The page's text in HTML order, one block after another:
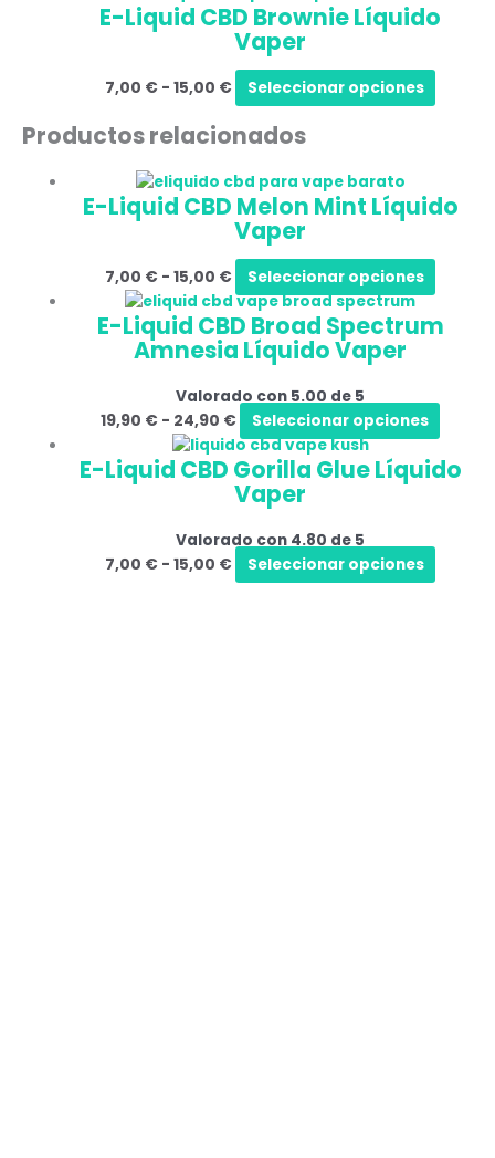
E-Liquid CBD Brownie Líquido
Vaper
7,00 € - 15,00 € Seleccionar opciones
Productos relacionados
E-Liquid CBD Melon Mint Líquido
Vaper
7,00 € - 15,00 € Seleccionar opciones
E-Liquid CBD Broad Spectrum
Amnesia Líquido Vaper
Valorado con 5.00 de 5
19,90 € - 24,90 € Seleccionar opciones
E-Liquid CBD Gorilla Glue Líquido
Vaper
Valorado con 4.80 de 5
7,00 € - 15,00 € Seleccionar opciones